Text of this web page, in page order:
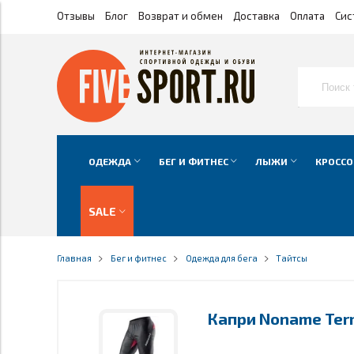
Отзывы Блог Возврат и обмен Доставка Оплата
ОДЕЖДА БЕГ И ФИТНЕС ЛЫЖИ
SALE
Главная Бег и фитнес Одежда для бега Тайтсы
Капри Noname